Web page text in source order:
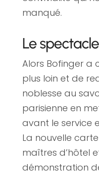
manqué.
Le
Alors Bofinger a
plus loin et de
noblesse au
parisienne en
avant le service
La nouvelle
maîtres d’hôtel
démonstration